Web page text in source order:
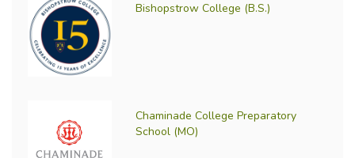
Bishopstrow College (B.S.)
Chaminade College Preparatory
School (MO)